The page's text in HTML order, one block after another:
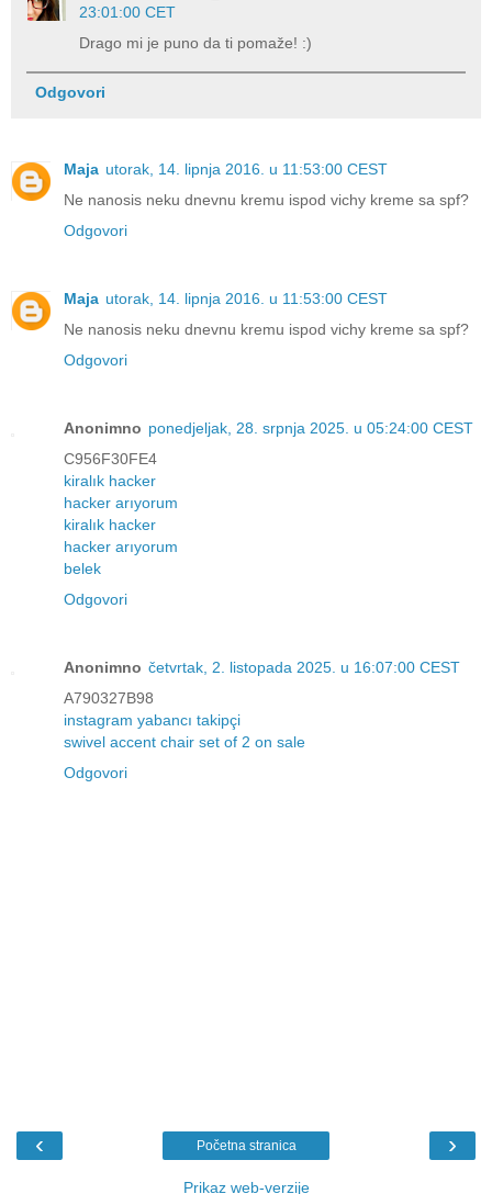
23:01:00 CET
Drago mi je puno da ti pomaže! :)
Odgovori
Maja utorak, 14. lipnja 2016. u 11:53:00 CEST
Ne nanosis neku dnevnu kremu ispod vichy kreme sa spf?
Odgovori
Maja utorak, 14. lipnja 2016. u 11:53:00 CEST
Ne nanosis neku dnevnu kremu ispod vichy kreme sa spf?
Odgovori
Anonimno ponedjeljak, 28. srpnja 2025. u 05:24:00 CEST
C956F30FE4
kiralık hacker
hacker arıyorum
kiralık hacker
hacker arıyorum
belek
Odgovori
Anonimno četvrtak, 2. listopada 2025. u 16:07:00 CEST
A790327B98
instagram yabancı takipçi
swivel accent chair set of 2 on sale
Odgovori
‹ ›
Početna stranica
Prikaz web-verzije